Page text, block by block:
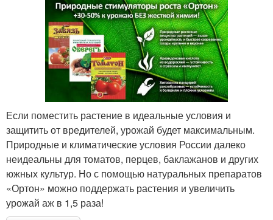
Комплексные
удобрения
Удобрения по форме
подкормка
Цены на удобрение
Удобрение для
клубники
Универсальные
удобрения
Если поместить растение в идеальные условия и
защитить от вредителей, урожай будет максимальным.
Природные и климатические условия России далеко
неидеальны для томатов, перцев, баклажанов и других
южных культур. Но с помощью натуральных препаратов
«Ортон» можно поддержать растения и увеличить
урожай аж в 1,5 раза!